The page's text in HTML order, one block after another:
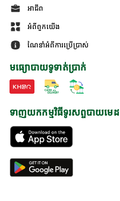
អាជីព
អំពីពួកយើង
ណែនាំអំពីការប្រើប្រាស់
មធ្យោបាយទូទាត់ប្រាក់
ទាញយកកម្មវិធីទូរសព្ទបាយមេដ